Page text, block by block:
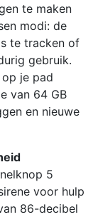
te maken
modi: de
te tracken of
gebruik.
je pad
van 64 GB
en nieuwe
5
voor hulp
86-decibel